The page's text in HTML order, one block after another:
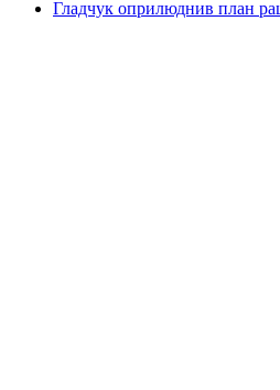
Гладчук оприлюднив план